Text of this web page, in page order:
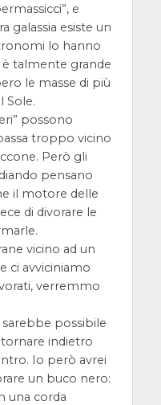
e
galassia esiste un
lo hanno
è talmente grande
le masse di più
Sole.
possono
troppo vicino
Però gli
pensano
il motore delle
di divorare le
vicino ad un
ci avviciniamo
verremmo
possibile
indietro
Io però avrei
un buco nero:
una corda